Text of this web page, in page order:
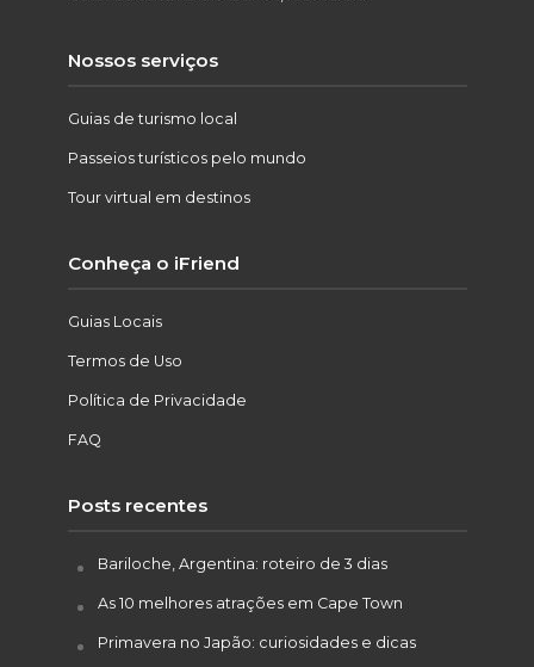
Nossos serviços
Guias de turismo local
Passeios turísticos pelo mundo
Tour virtual em destinos
Conheça o iFriend
Guias Locais
Termos de Uso
Política de Privacidade
FAQ
Posts recentes
Bariloche, Argentina: roteiro de 3 dias
As 10 melhores atrações em Cape Town
Primavera no Japão: curiosidades e dicas